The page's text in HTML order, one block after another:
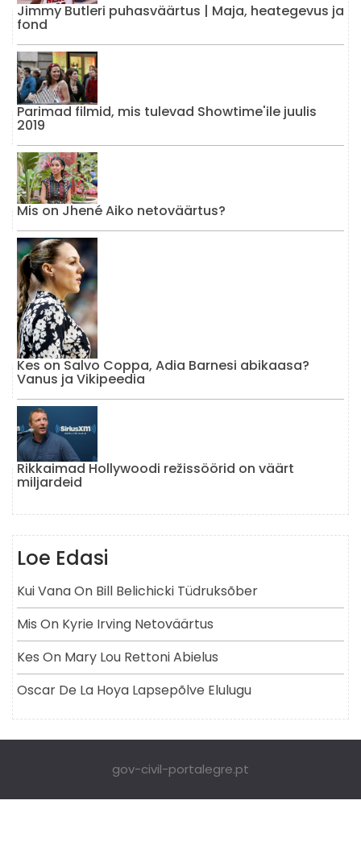
Jimmy Butleri puhasväärtus | Maja, heategevus ja
fond
Parimad filmid, mis tulevad Showtime'ile juulis
2019
Mis on Jhené Aiko netoväärtus?
Kes on Salvo Coppa, Adia Barnesi abikaasa?
Vanus ja Vikipeedia
Rikkaimad Hollywoodi režissöörid on väärt
miljardeid
Loe Edasi
Kui Vana On Bill Belichicki Tüdruksõber
Mis On Kyrie Irving Netoväärtus
Kes On Mary Lou Rettoni Abielus
Oscar De La Hoya Lapsepõlve Elulugu
gov-civil-portalegre.pt